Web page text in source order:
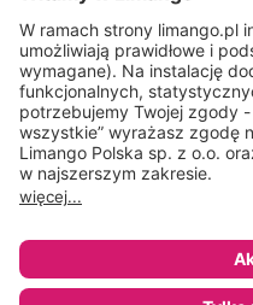
limango.de